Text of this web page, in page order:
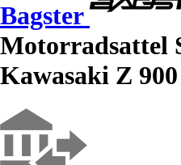
Bagster
Motorradsattel
Kawasaki Z